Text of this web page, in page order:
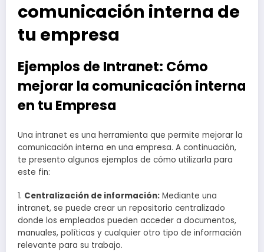
comunicación interna de
tu empresa
Ejemplos de Intranet: Cómo
mejorar la comunicación interna
en tu Empresa
Una intranet es una herramienta que permite mejorar la
comunicación interna en una empresa. A continuación,
te presento algunos ejemplos de cómo utilizarla para
este fin:
1. Centralización de información: Mediante una
intranet, se puede crear un repositorio centralizado
donde los empleados pueden acceder a documentos,
manuales, políticas y cualquier otro tipo de información
relevante para su trabajo.